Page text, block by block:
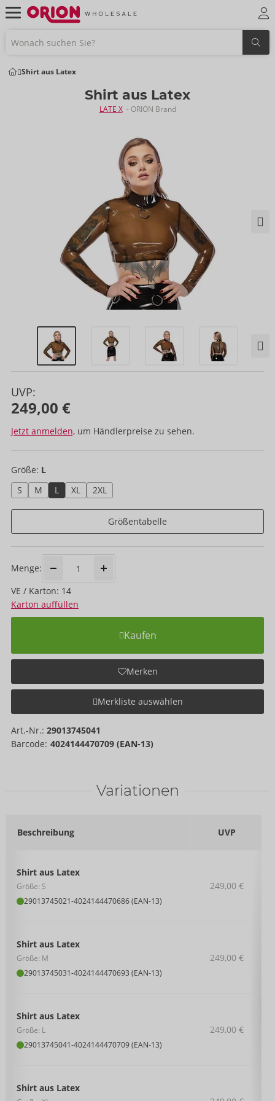
Shirt aus Latex
Shirt aus Latex
LATE X - ORION Brand
UVP:
249,00 €
Jetzt anmelden, um Händlerpreise zu sehen.
Größe: L
S
M L XL 2XL
Größentabelle
Menge:
VE / Karton: 14
Karton auffüllen
Kaufen
Merken
Merkliste auswählen
Art.-Nr.: 29013745041
Barcode: 4024144470709 (EAN-13)
Variationen
Beschreibung UVP
Shirt aus Latex
Größe: S
29013745021-4024144470686 (EAN-13)
249,00 €
Shirt aus Latex
Größe: M
29013745031-4024144470693 (EAN-13)
249,00 €
Shirt aus Latex
Größe: L
29013745041-4024144470709 (EAN-13)
249,00 €
Shirt aus Latex